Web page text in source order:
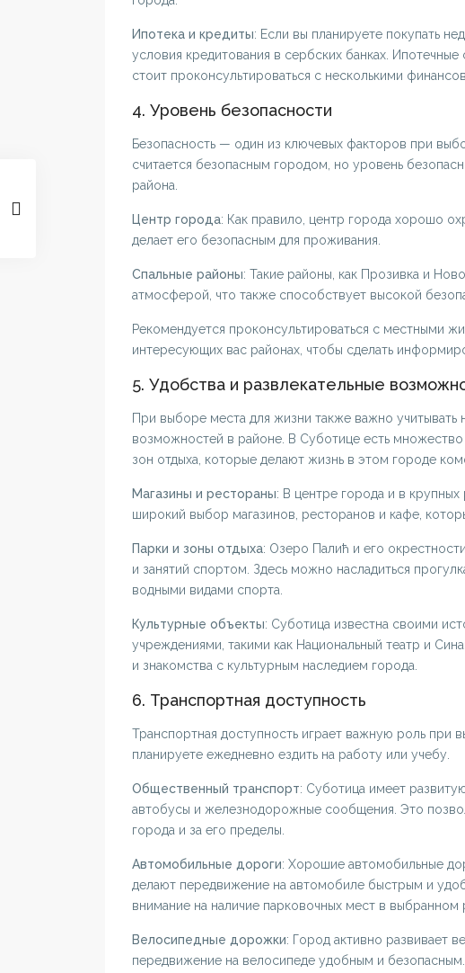
Ипотека и кредиты: Если вы планируете покупать
условия кредитования в сербских банках.
стоит проконсультироваться с несколькими
4. Уровень безопасности
Безопасность — один из ключевых факторов при
считается безопасным городом, но уровень
района.
Центр города: Как правило, центр города хорошо
делает его безопасным для проживания.
Спальные районы: Такие районы, как Прозивка и
атмосферой, что также способствует высокой
Рекомендуется проконсультироваться с местными
интересующих вас районах, чтобы сделать
5. Удобства и развлекательные
При выборе места для жизни также важно учитывать
возможностей в районе. В Суботице есть
зон отдыха, которые делают жизнь в этом городе
Магазины и рестораны: В центре города и в крупных
широкий выбор магазинов, ресторанов и кафе,
Парки и зоны отдыха: Озеро Палић и его
и занятий спортом. Здесь можно насладиться
водными видами спорта.
Культурные объекты: Суботица известна своими
учреждениями, такими как Национальный театр и
и знакомства с культурным наследием города.
6. Транспортная доступность
Транспортная доступность играет важную роль
планируете ежедневно ездить на работу или учебу.
Общественный транспорт: Суботица имеет
автобусы и железнодорожные сообщения. Это
города и за его пределы.
Автомобильные дороги: Хорошие автомобильные
делают передвижение на автомобиле быстрым и
внимание на наличие парковочных мест в выбранном
Велосипедные дорожки: Город активно развивает
передвижение на велосипеде удобным и безопасным.